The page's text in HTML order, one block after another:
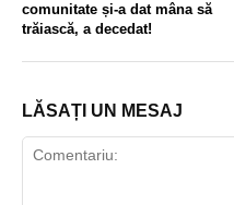
comunitate și-a dat mâna să
trăiască, a decedat!
LĂSAȚI UN MESAJ